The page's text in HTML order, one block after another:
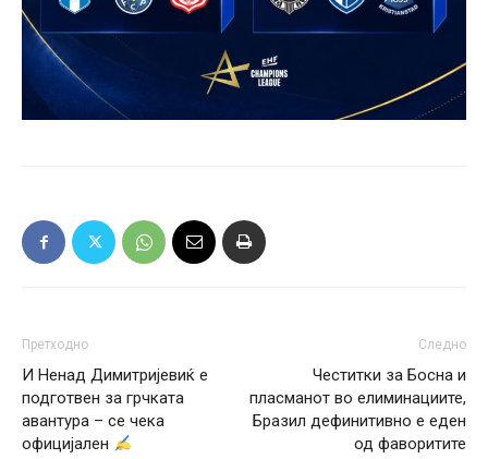
Претходно
И Ненад Димитријевиќ е
подготвен за грчката
авантура – се чека
официјален
Следно
Честитки за Босна и
пласманот во елиминациите,
Бразил дефинитивно е еден
од фаворитите